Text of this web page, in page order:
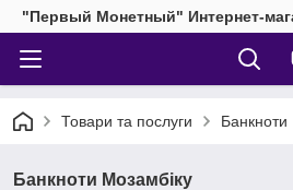
"Первый Монетный" Интернет-
Товари та послуги Банкноти
Банкноти Мозамбіку